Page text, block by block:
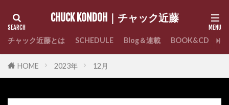
CHUCK KONDOH｜チャック近藤
チャック近藤とは SCHEDULE Blog＆連載 BOOK&CD
HOME 2023年 12月